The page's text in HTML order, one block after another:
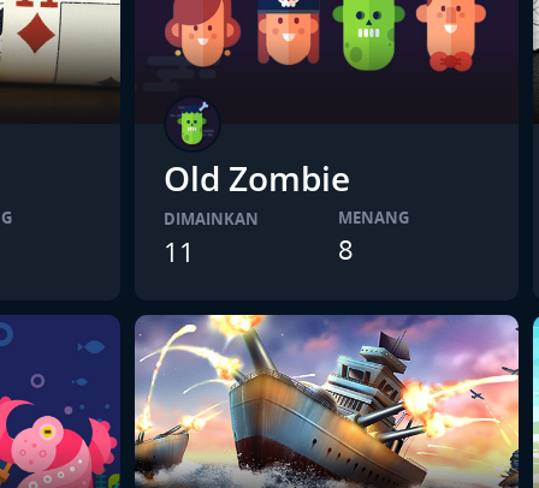
Old Zombie
DIMAINKAN
11
MENANG
8